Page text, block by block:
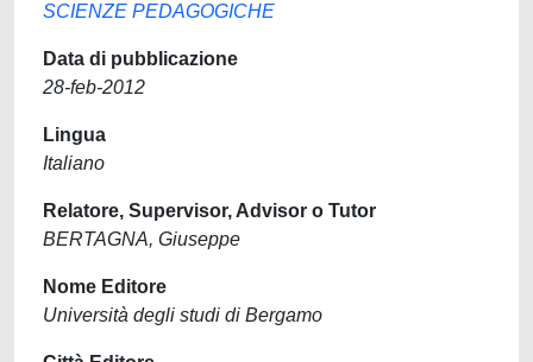
SCIENZE PEDAGOGICHE
Data di pubblicazione
28-feb-2012
Lingua
Italiano
Relatore, Supervisor, Advisor o Tutor
BERTAGNA, Giuseppe
Nome Editore
Università degli studi di Bergamo